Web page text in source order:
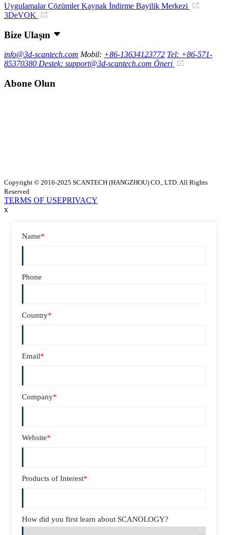
UygulamalarÇözümlerKaynak İndirme Bayilik Merkezi
3DeVOK
Bize Ulaşın
info@3d-scantech.com Mobil: +86-13634123772 Tel: +86-571-
85370380 Destek: support@3d-scantech.com Öneri
Abone Olun
Copyright © 2016-2025 SCANTECH (HANGZHOU) CO., LTD. All Rights
Reserved
TERMS OF USEPRIVACY
x
Name*
Phone
Country*
Email*
Company*
Website*
Products of Interest*
How did you first learn about SCANOLOGY?